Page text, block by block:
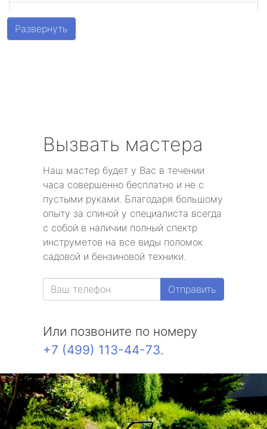
метро Беговая
метро Волоколамская
метро Волгоградский проспект
метро Бабушкинская
метро Бульвар Дмитрия Донского
метро Белорусская
метро Красносельская
метро Беляево
метро Бибирево
Развернуть
Вызвать мастера
Наш мастер будет у Вас в течении
часа совершенно бесплатно и не с
пустыми руками. Благодаря большому
опыту за спиной у специалиста всегда
с собой в наличии полный спектр
инструметов на все виды поломок
садовой и бензиновой техники.
Отправить
Или позвоните по номеру
+7 (499) 113-44-73.